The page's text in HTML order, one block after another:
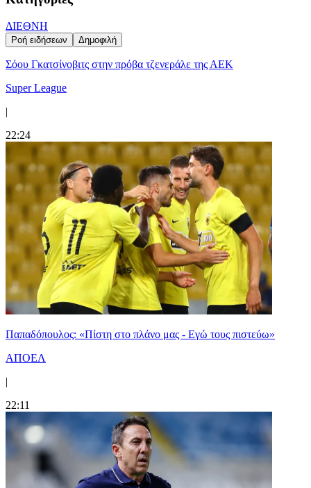
ΔΙΕΘΝΗ
Ροή ειδήσεων Δημοφιλή
Σόου Γκατσίνοβιτς στην πρόβα τζενεράλε της ΑΕΚ
Super League
|
22:24
Παπαδόπουλος: «Πίστη στο πλάνο μας - Εγώ τους πιστεύω»
ΑΠΟΕΛ
|
22:11